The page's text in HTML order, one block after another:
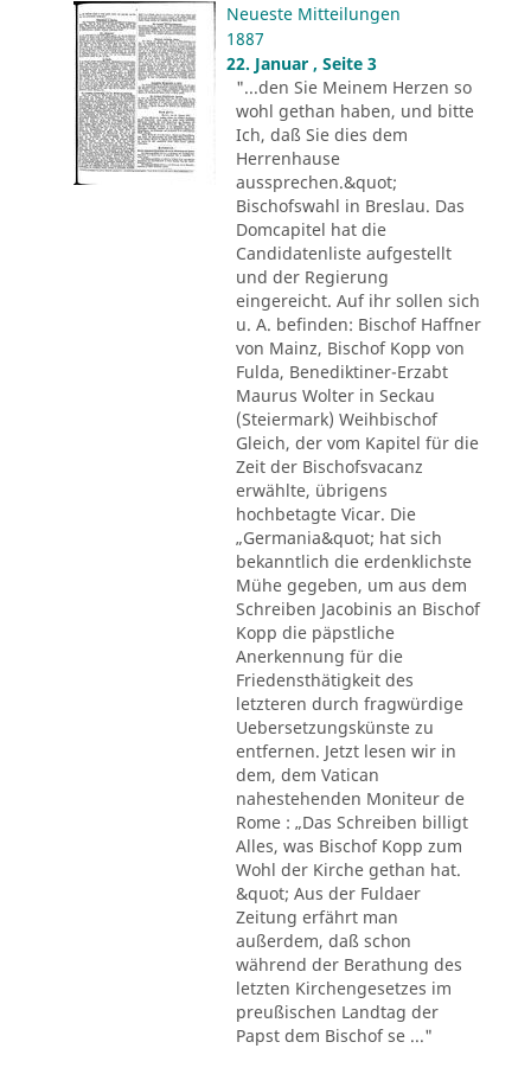
Neueste Mitteilungen
1887
22. Januar , Seite 3
"...den Sie Meinem Herzen so
wohl gethan haben, und bitte
Ich, daß Sie dies dem
Herrenhause
aussprechen.&quot;
Bischofswahl in Breslau. Das
Domcapitel hat die
Candidatenliste aufgestellt
und der Regierung
eingereicht. Auf ihr sollen sich
u. A. befinden: Bischof Haffner
von Mainz, Bischof Kopp von
Fulda, Benediktiner-Erzabt
Maurus Wolter in Seckau
(Steiermark) Weihbischof
Gleich, der vom Kapitel für die
Zeit der Bischofsvacanz
erwählte, übrigens
hochbetagte Vicar. Die
„Germania&quot; hat sich
bekanntlich die erdenklichste
Mühe gegeben, um aus dem
Schreiben Jacobinis an Bischof
Kopp die päpstliche
Anerkennung für die
Friedensthätigkeit des
letzteren durch fragwürdige
Uebersetzungskünste zu
entfernen. Jetzt lesen wir in
dem, dem Vatican
nahestehenden Moniteur de
Rome : „Das Schreiben billigt
Alles, was Bischof Kopp zum
Wohl der Kirche gethan hat.
&quot; Aus der Fuldaer
Zeitung erfährt man
außerdem, daß schon
während der Berathung des
letzten Kirchengesetzes im
preußischen Landtag der
Papst dem Bischof se ..."